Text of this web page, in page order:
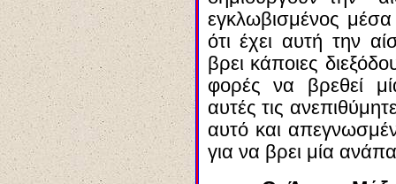
εγκλωβισμένος
ότι έχει αυτή την
βρει κάποιες
φορές να βρεθεί
αυτές τις
αυτό και
για να βρει μία